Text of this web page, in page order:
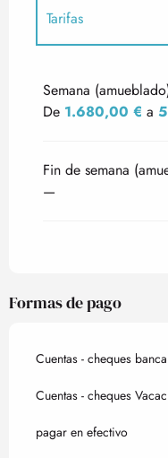
Tarifas
Semana
De 1.680,00 € a
Fin de semana
—
Formas de pago
Cuentas - cheques
Cuentas - cheques
pagar en efectivo